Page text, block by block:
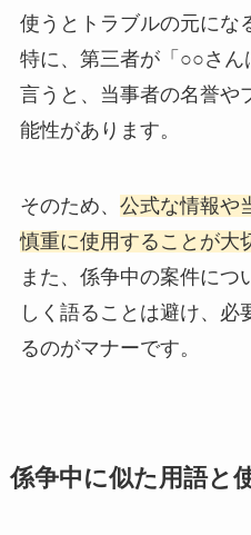
使うとトラブルの元にな
特に、第三者が「○○さん
言うと、当事者の名誉や
能性があります。
そのため、 公式な情報や
慎重に使用することが大
また、係争中の案件につ
しく語ることは避け、必
るのがマナーです。
係争中に似た用語と